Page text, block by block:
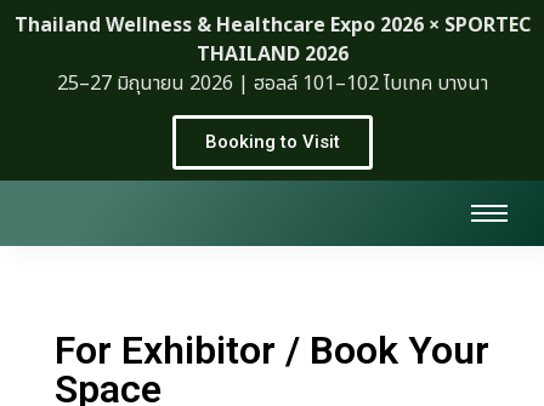
Thailand Wellness & Healthcare Expo 2026 × SPORTEC
THAILAND 2026
25–27 มิถุนายน 2026 | ฮอลล์ 101–102 ไบเทค บางนา
Booking to Visit
For Exhibitor / Book Your
Space